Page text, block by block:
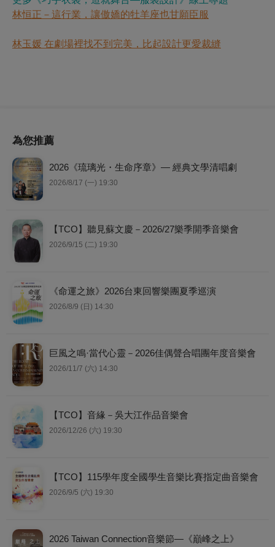
林恒正－這行業，讓傲嬌的牡羊座也甘願臣服
林玉媛 在劇場裡找不到完美，比起設計更愛裁縫
為您推薦
2026《琉璃光・生命序章》— 經典文學清唱劇
2026/8/17 (一) 19:30
【TCO】聽見蘇文慶－2026/27樂季開季音樂會
2026/9/15 (二) 19:30
《命運之旅》2026台東回響樂團夏季巡演
2026/8/9 (日) 14:30
巨風之鳴·當代心靈－2026佳偶聲合唱團年度音樂會
2026/11/7 (六) 14:30
【TCO】音緣－吳大江作品音樂會
2026/12/26 (六) 19:30
【TCO】115學年度全國學生音樂比賽指定曲音樂會
2026/9/5 (六) 19:30
2026 Taiwan Connection音樂節—《巔峰之上》